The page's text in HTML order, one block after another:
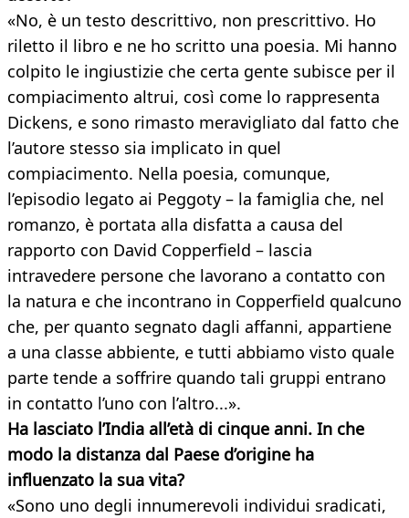
«No, è un testo descrittivo, non prescrittivo. Ho
riletto il libro e ne ho scritto una poesia. Mi hanno
colpito le ingiustizie che certa gente subisce per il
compiacimento altrui, così come lo rappresenta
Dickens, e sono rimasto meravigliato dal fatto che
l’autore stesso sia implicato in quel
compiacimento. Nella poesia, comunque,
l’episodio legato ai Peggoty – la famiglia che, nel
romanzo, è portata alla disfatta a causa del
rapporto con David Copperfield – lascia
intravedere persone che lavorano a contatto con
la natura e che incontrano in Copperfield qualcuno
che, per quanto segnato dagli affanni, appartiene
a una classe abbiente, e tutti abbiamo visto quale
parte tende a soffrire quando tali gruppi entrano
in contatto l’uno con l’altro...».
Ha lasciato l’India all’età di cinque anni. In che
modo la distanza dal Paese d’origine ha
influenzato la sua vita?
«Sono uno degli innumerevoli individui sradicati,